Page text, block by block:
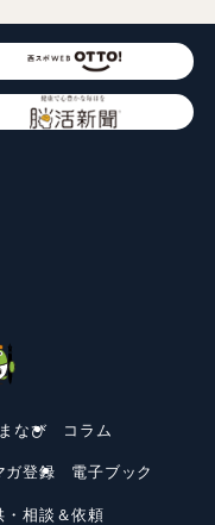
まなび コラム
ガ登録 電子ブック
・相談＆依頼